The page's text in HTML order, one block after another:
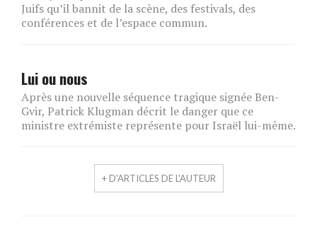
Juifs qu’il bannit de la scène, des festivals, des
conférences et de l’espace commun.
Lui ou nous
Après une nouvelle séquence tragique signée Ben-
Gvir, Patrick Klugman décrit le danger que ce
ministre extrémiste représente pour Israël lui-même.
+ D'ARTICLES DE L'AUTEUR